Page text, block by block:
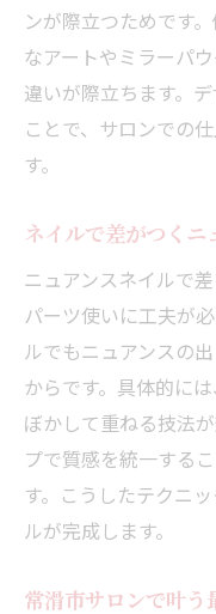
ンが際立つためです
なアートやミラーパ
違いが際立ちます。
ことで、サロンでの
す。
ネイルで差がつくニ
ニュアンスネイルで
パーツ使いに工夫が
ルでもニュアンスの
からです。具体的に
ぼかして重ねる技法
プで質感を統一する
す。こうしたテクニ
ルが完成します。
常滑市サロンで叶う